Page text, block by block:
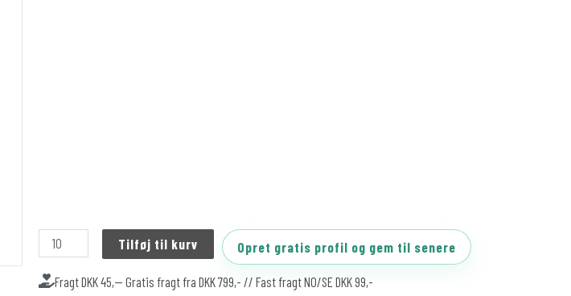
Tilføj til kurv Opret gratis profil og gem til senere
Fragt DKK 45,-- Gratis fragt fra DKK 799,- // Fast fragt NO/SE DKK 99,-